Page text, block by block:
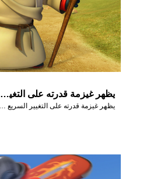
يظهر غيزمة قدرته على التغيير السريع وتحوّل إلى راعي.
يظهر غيزمة قدرته على التغيير السريع وتحوّل إلى راعي.